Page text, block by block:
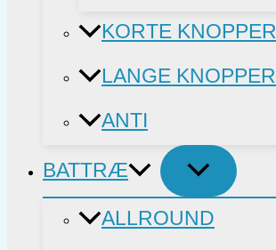
KORTE KNOPPER
LANGE KNOPPER
ANTI
BATTRÆ
ALLROUND